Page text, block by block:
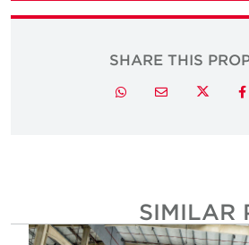
SHARE THIS
Facebook
Twitter
Email
Whatsapp